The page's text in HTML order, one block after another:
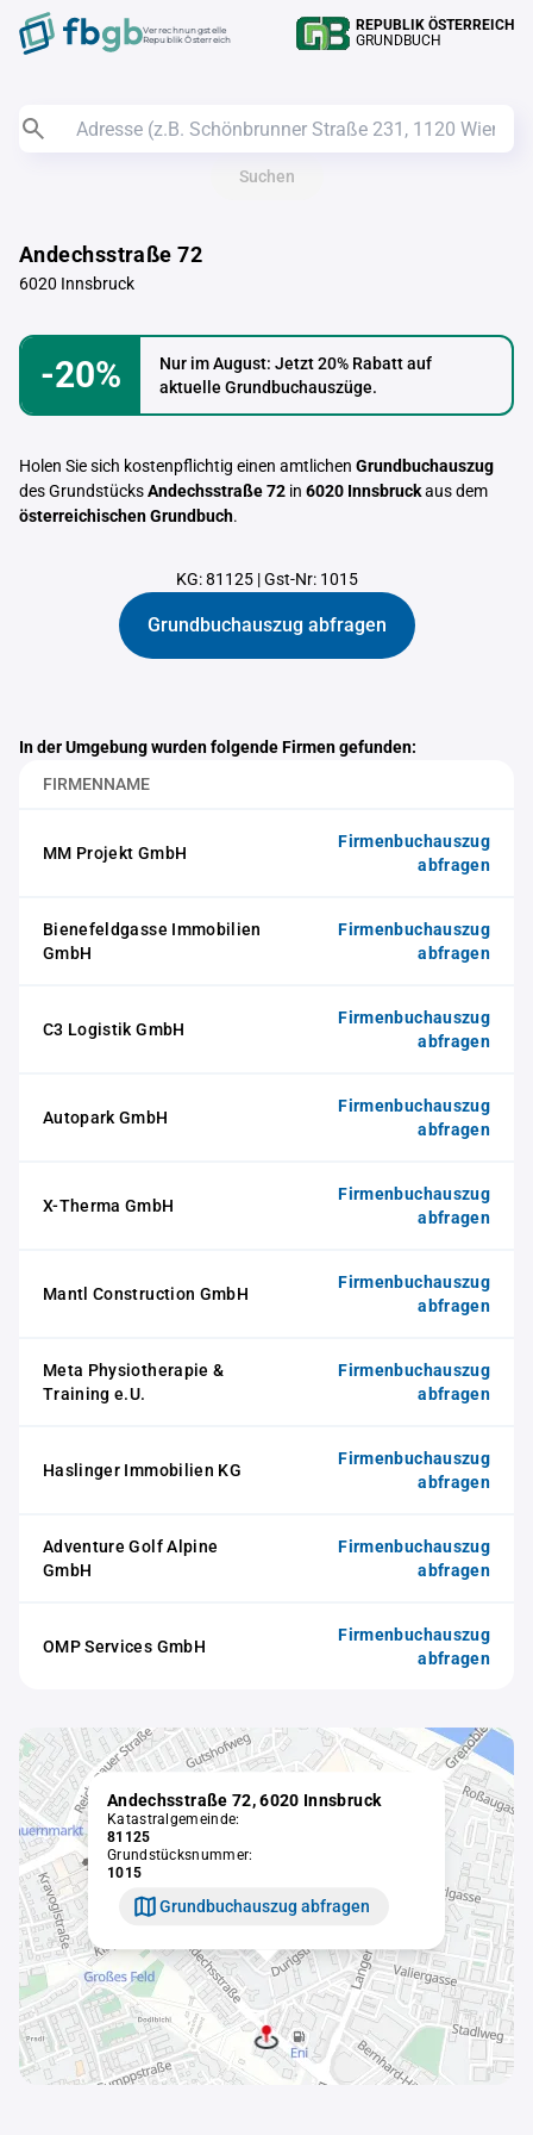
Verrechnungstelle
Republik Österreich
REPUBLIK ÖSTERREICH
GRUNDBUCH
Suchen
Andechsstraße 72
6020 Innsbruck
-20%
Nur im August: Jetzt 20% Rabatt auf
aktuelle Grundbuchauszüge.
Holen Sie sich kostenpflichtig einen amtlichen Grundbuchauszug
des GrundstücksAndechsstraße 72 in 6020 Innsbruckaus dem
österreichischen Grundbuch.
KG: 81125|Gst-Nr: 1015
Grundbuchauszug abfragen
In der Umgebung wurden folgende Firmen gefunden:
FIRMENNAME
MM Projekt GmbH
Firmenbuchauszug
abfragen
Bienefeldgasse Immobilien
GmbH
Firmenbuchauszug
abfragen
C3 Logistik GmbH
Firmenbuchauszug
abfragen
Autopark GmbH
Firmenbuchauszug
abfragen
X-Therma GmbH
Firmenbuchauszug
abfragen
Mantl Construction GmbH
Firmenbuchauszug
abfragen
Meta Physiotherapie &
Training e.U.
Firmenbuchauszug
abfragen
Haslinger Immobilien KG
Firmenbuchauszug
abfragen
Adventure Golf Alpine
GmbH
Firmenbuchauszug
abfragen
OMP Services GmbH
Firmenbuchauszug
abfragen
Andechsstraße 72, 6020 Innsbruck
Katastralgemeinde:
81125
Grundstücksnummer:
1015
Grundbuchauszug abfragen